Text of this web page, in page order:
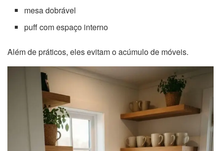
mesa dobrável
puff com espaço interno
Além de práticos, eles evitam o acúmulo de móveis.